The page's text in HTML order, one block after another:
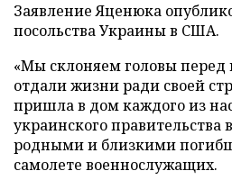
Заявление Яценюка
посольства Украины в США.
«Мы склоняем головы перед
отдали жизни ради своей
пришла в дом каждого из
украинского правительства
родными и близкими
самолете военнослужащих.